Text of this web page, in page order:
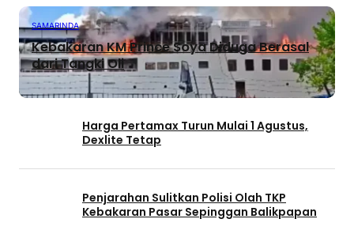
SAMARINDA
Kebakaran KM Prince Soya Diduga Berasal
dari Tangki Oli
Harga Pertamax Turun Mulai 1 Agustus,
Dexlite Tetap
Penjarahan Sulitkan Polisi Olah TKP
Kebakaran Pasar Sepinggan Balikpapan